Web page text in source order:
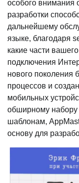
особого внимания
разработки
дальнейшему
языке, благодаря
какие части
подключения
нового поколения
процессов и
мобильных
обширному набору
шаблонам,
основу для